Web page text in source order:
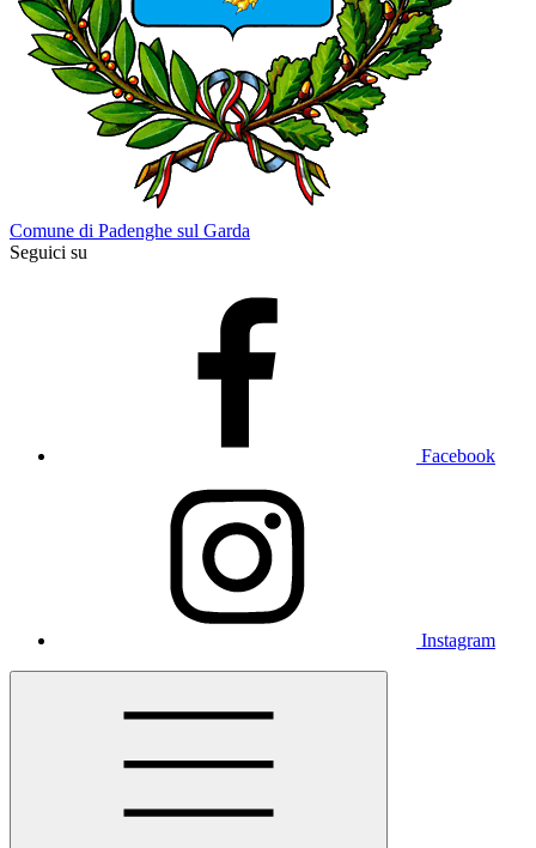
Comune di Padenghe sul Garda
Seguici su
Facebook
Instagram